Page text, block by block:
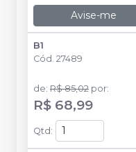
Avise-me
B1
Cód. 27489
de: R$ 85,02 por:
R$ 68,99
Qtd :